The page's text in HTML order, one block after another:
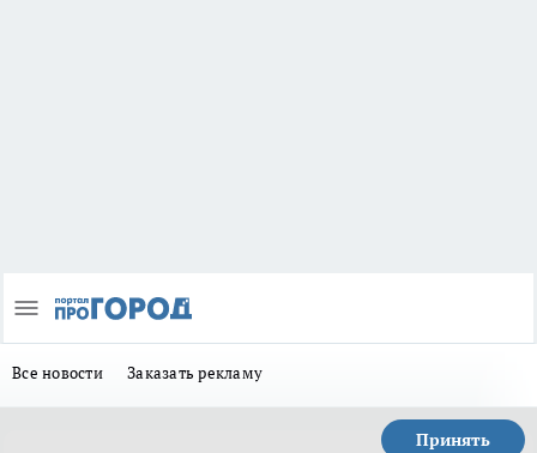
Все новости Заказать рекламу
Принять